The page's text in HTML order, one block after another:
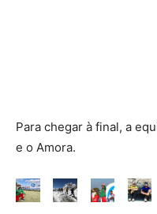
Para chegar à final, a
e o Amora.